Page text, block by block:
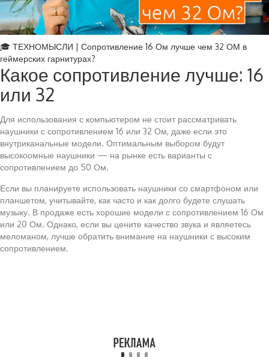
🎓 ТЕХНОМЫСЛИ | Сопротивление 16 Ом лучше чем 32 ОМ в
геймерских гарнитурах?
Какое сопротивление лучше: 16
или 32
Для использования с компьютером не стоит рассматривать
наушники с сопротивлением 16 или 32 Ом, даже если это
внутриканальные модели. Оптимальным выбором будут
высокоомные наушники — на рынке есть варианты с
сопротивлением до 50 Ом.
Если вы планируете использовать наушники со смартфоном или
планшетом, учитывайте, как часто и как долго будете слушать
музыку. В продаже есть хорошие модели с сопротивлением 16 Ом
или 20 Ом. Однако, если вы цените качество звука и являетесь
меломаном, лучше обратить внимание на наушники с высоким
сопротивлением.